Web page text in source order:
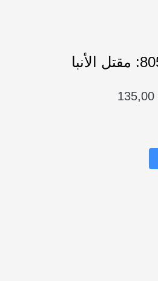
أوراق القضية 805: مقتل الأنبا
135,00